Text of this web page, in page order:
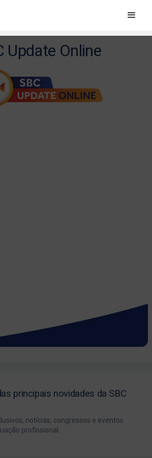
Update Online
principais novidades da SBC
notícias, congressos e eventos
profissional.